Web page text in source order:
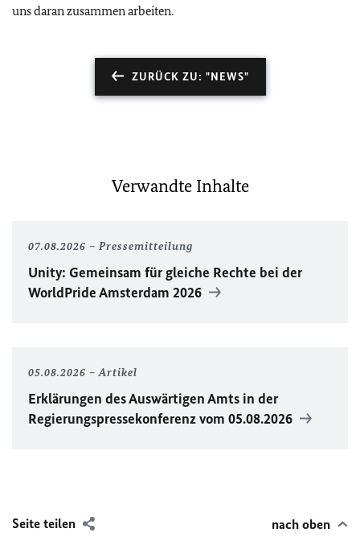
uns daran zusammen arbeiten.
ZURÜCK ZU: "NEWS"
Verwandte Inhalte
07.08.2026 Pressemitteilung
Unity: Gemeinsam für gleiche Rechte bei der
WorldPrideAmsterdam 2026
05.08.2026 Artikel
Erklärungen des Auswärtigen Amts in der
Regierungspressekonferenz vom 05.08.2026
Seite teilen nach oben